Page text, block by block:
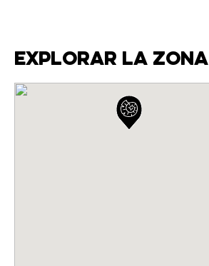
Explorar la zona